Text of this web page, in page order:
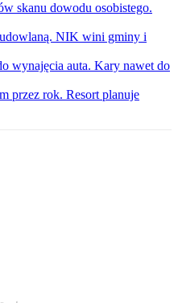
skanu dowodu osobistego.
NIK wini gminy i
wynajęcia auta. Kary nawet do
przez rok. Resort planuje